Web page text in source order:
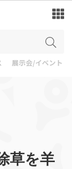
展示会/イベント
草を羊